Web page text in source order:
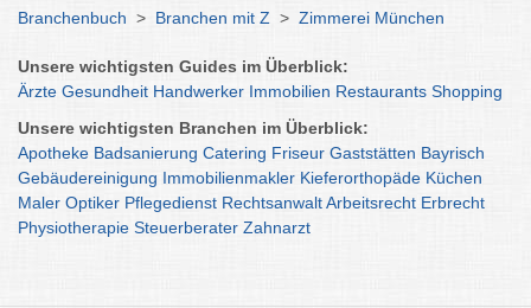
Branchenbuch > Branchen mit Z > Zimmerei München
Unsere wichtigsten Guides im Überblick:
Ärzte Gesundheit Handwerker Immobilien Restaurants Shopping
Unsere wichtigsten Branchen im Überblick:
Apotheke Badsanierung Catering Friseur Gaststätten Bayrisch
Gebäudereinigung Immobilienmakler Kieferorthopäde Küchen
Maler Optiker Pflegedienst RechtsanwaltArbeitsrecht Erbrecht
Physiotherapie Steuerberater Zahnarzt